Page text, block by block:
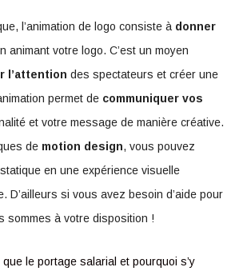
l’animation de logo consiste à donner
animant votre logo. C’est un moyen
l’attention des spectateurs et créer une
permet de communiquer vos
et votre message de manière créative.
de motion design, vous pouvez
en une expérience visuelle
D’ailleurs si vous avez besoin d’aide pour
sommes à votre disposition !
que le portage salarial et pourquoi s’y